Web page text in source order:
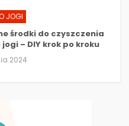
JOGI
środki do czyszczenia
– DIY krok po kroku
2024